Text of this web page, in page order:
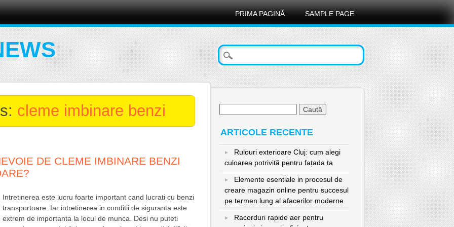
PRIMA PAGINĂ SAMPLE PAGE
cleme imbinare benzi
DE CLEME IMBINARE BENZI
Intretinerea este lucru foarte important cand lucrati cu benzi
transportoare. Iar intretinerea in conditii de siguranta este
extrem de importanta la locul de munca. Desi nu puteti
ARTICOLE RECENTE
Rulouri exterioare Cluj: cum alegi
culoarea potrivită pentru fațada ta
Elemente esentiale in procesul de
creare magazin online pentru succesul
pe termen lung al afacerilor moderne
Racorduri rapide aer pentru